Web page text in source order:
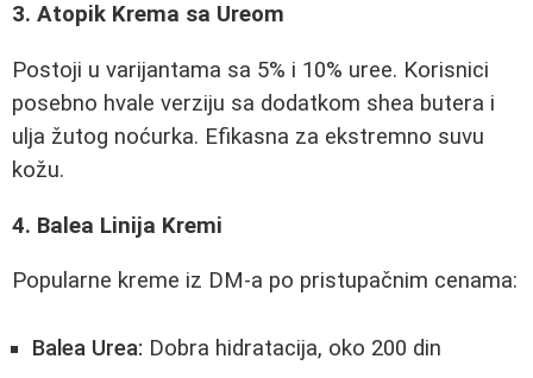
3. Atopik Krema sa Ureom
Postoji u varijantama sa 5% i 10% uree. Korisnici
posebno hvale verziju sa dodatkom shea butera i
ulja žutog noćurka. Efikasna za ekstremno suvu
kožu.
4. Balea Linija Kremi
Popularne kreme iz DM-a po pristupačnim cenama:
Balea Urea: Dobra hidratacija, oko 200 din